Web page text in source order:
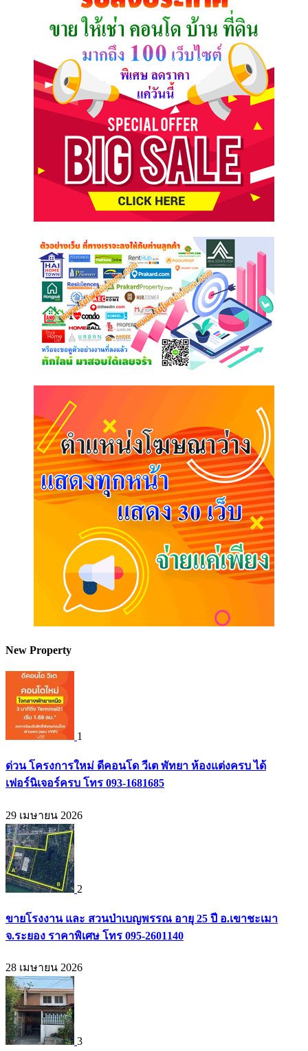
New Property
1
ด่วน โครงการใหม่ ดีคอนโด วีเต พัทยา ห้องแต่งครบ ได้
เฟอร์นิเจอร์ครบ โทร 093-1681685
29 เมษายน 2026
2
ขายโรงงาน และ สวนป่าเบญพรรณ อายุ 25 ปี อ.เขาชะเมา
จ.ระยอง ราคาพิเศษ โทร 095-2601140
28 เมษายน 2026
3